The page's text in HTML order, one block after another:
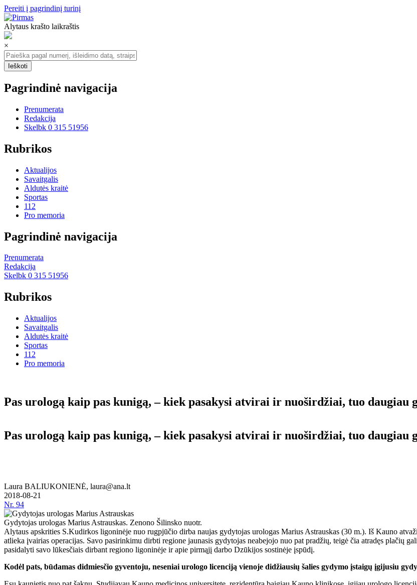
Pereiti į pagrindinį turinį
Alytaus krašto laikraštis
×
Pagrindinė navigacija
Prenumerata
Redakcija
Skelbk 0 315 51956
Rubrikos
Aktualijos
Savaitgalis
Aldutės kraitė
Sportas
112
Pro memoria
Pagrindinė navigacija
Prenumerata
Redakcija
Skelbk 0 315 51956
Rubrikos
Aktualijos
Savaitgalis
Aldutės kraitė
Sportas
112
Pro memoria
Pas urologą kaip pas kunigą, – kiek pasakysi atvirai ir nuoširdžiai, tuo daugiau
Pas urologą kaip pas kunigą, – kiek pasakysi atvirai ir nuoširdžiai, tuo daugiau
Laura BALIUKONIENĖ, laura@ana.lt
2018-08-21
Nr. 94
Gydytojas urologas Marius Astrauskas. Zenono Šilinsko nuotr.
Alytaus apskrities S.Kudirkos ligoninėje nuo rugpjūčio dirba naujas gydytojas urologas Marius Astrauskas (30 m.). Iš Kauno
atlieka įvairias operacijas. Savo pasirinkimu dirbti regione jaunasis gydytojas neabejojo nuo pat pradžių, teigė čia atradęs plačių
pasidalyti savo lūkesčiais dirbant regiono ligoninėje ir apie pirmąjį darbo Dzūkijos sostinėje įspūdį.
Kodėl pats, būdamas didmiesčio gyventoju, neseniai urologo licenciją vienoje didžiausių šalies gydymo įstaigų įgijusiu